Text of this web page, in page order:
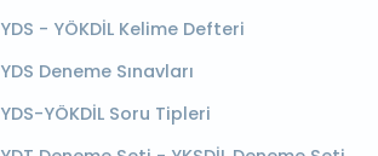
YDS - YÖKDİL Kelime Defteri
YDS Deneme Sınavları
YDS-YÖKDİL Soru Tipleri